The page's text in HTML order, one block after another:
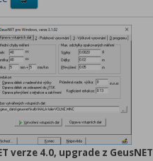
verze 4.0, upgrade z GeusNET